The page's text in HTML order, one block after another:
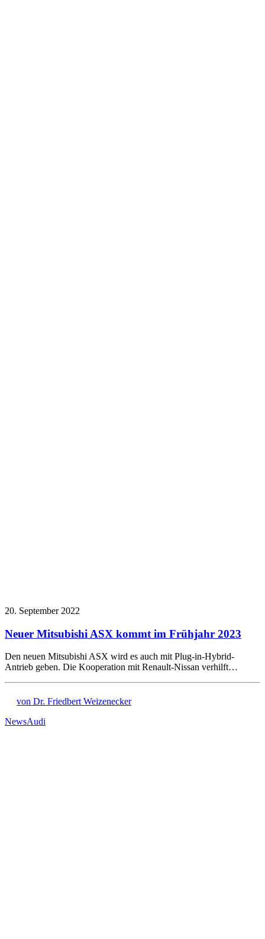
20. September 2022
Neuer Mitsubishi ASX kommt im Frühjahr 2023
Den neuen Mitsubishi ASX wird es auch mit Plug-in-Hybrid-
Antrieb geben. Die Kooperation mit Renault-Nissan verhilft…
von Dr. Friedbert Weizenecker
NewsAudi